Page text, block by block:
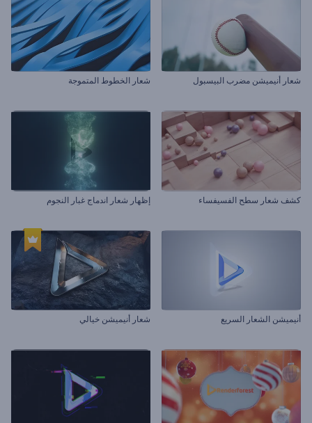
شعار أنيميشن مضرب البيسبول شعار الخطوط المتموجة
كشف شعار سطح الفسيفساء إظهار شعار اندماج غبار النجوم
أنيميشن الشعار السريع شعار أنيميشن خيالي